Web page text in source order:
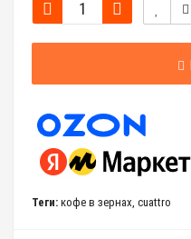
Теги: кофе в зернах, cuattro